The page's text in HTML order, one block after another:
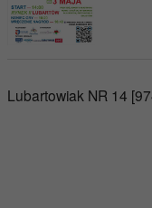
Lubartowiak NR 14